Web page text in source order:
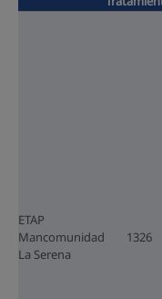
ETAP
Mancomunidad
La Serena
1326